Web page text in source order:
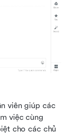
viên giúp các
việc cùng
cho các chủ